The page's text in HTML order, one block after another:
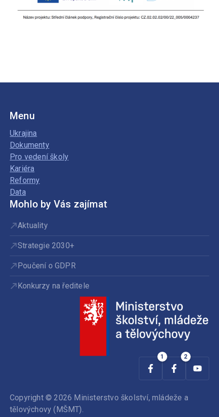
Menu
Ukrajina
Dokumenty
Pro vedení školy
Kariéra
Reformy
Data
Mohlo by Vás zajímat
Aktuality
Strategie 2030+
Poučení o GDPR
Konkurzy na ředitele
Copyright © 2026 Ministerstvo školství, mládeže a
tělovýchovy (MŠMT).